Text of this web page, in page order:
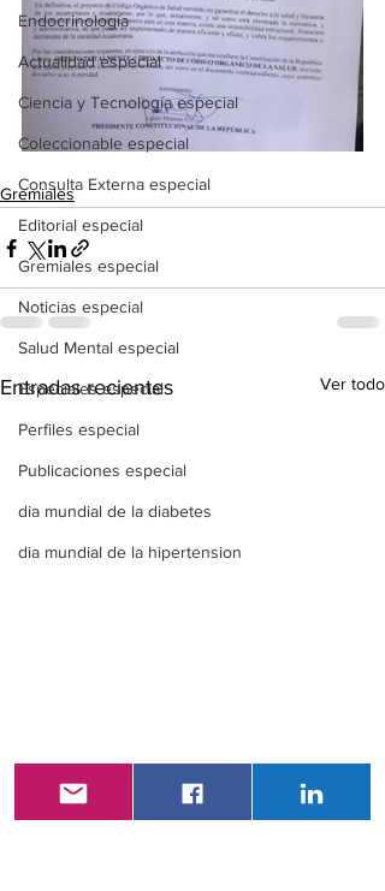
Endocrinología
Actualidad especial
Ciencia y Tecnología especial
Coleccionable especial
Consulta Externa especial
Editorial especial
Gremiales especial
Noticias especial
Salud Mental especial
Especiales especial
Perfiles especial
Publicaciones especial
dia mundial de la diabetes
dia mundial de la hipertension
Gremiales
Entradas recientes Ver todo